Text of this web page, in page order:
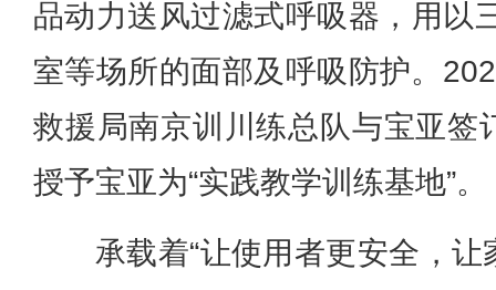
品动力送风过滤式呼吸器，用以
室等场所的面部及呼吸防护。
救援局南京训川练总队与宝亚签
授予宝亚为“实践教学训练基地”。
承载着“让使用者更安全，